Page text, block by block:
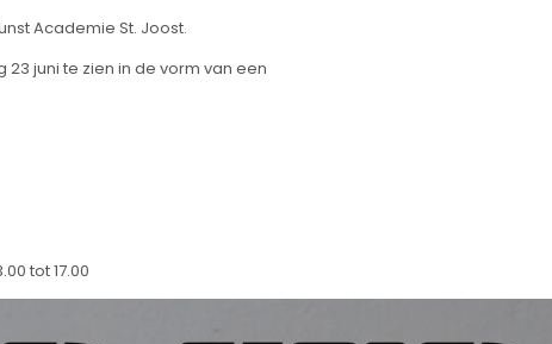
Academie St. Joost.
juni te zien in de vorm van een
tot 17.00